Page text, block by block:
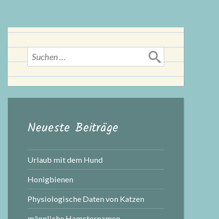
Suchen
nach:
Neueste Beiträge
Urlaub mit dem Hund
Honigbienen
Physiologische Daten von Katzen